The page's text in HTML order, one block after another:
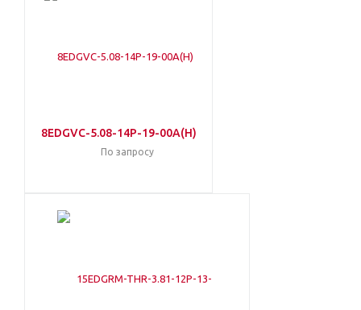
8EDGVC-5.08-14P-19-00A(H)
По запросу